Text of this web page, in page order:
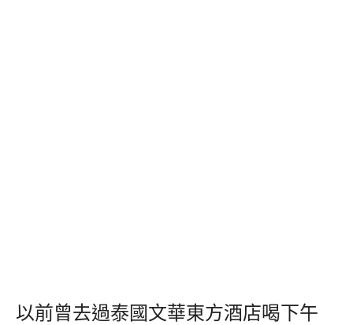
以前曾去過泰國文華東方酒店喝下午